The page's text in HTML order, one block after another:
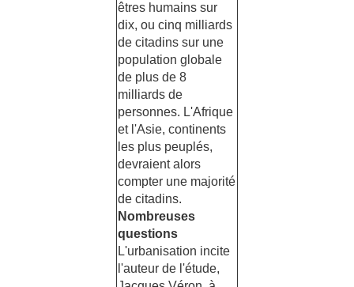
êtres humains sur
dix, ou cinq milliards
de citadins sur une
population globale
de plus de 8
milliards de
personnes. L'Afrique
et l'Asie, continents
les plus peuplés,
devraient alors
compter une majorité
de citadins.
Nombreuses
questions
L'urbanisation incite
l'auteur de l'étude,